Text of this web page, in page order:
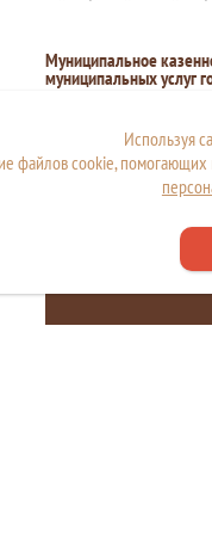
Муниципальное
муниципальных услуг
Единый номер колл-
разработки и
Используя
файлов cookie,